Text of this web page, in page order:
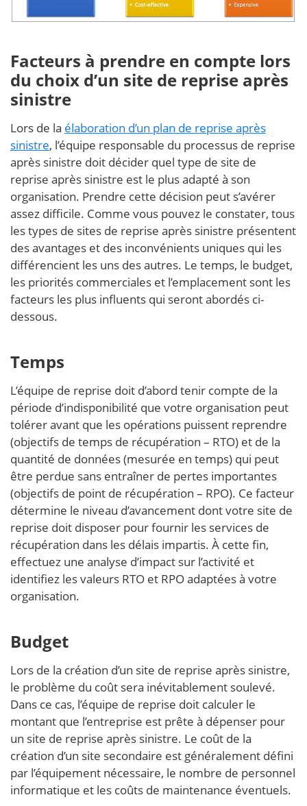
Facteurs à prendre en compte lors
du choix d’un site de reprise après
sinistre
Lors de la élaboration d’un plan de reprise après
sinistre, l’équipe responsable du processus de reprise
après sinistre doit décider quel type de site de
reprise après sinistre est le plus adapté à son
organisation. Prendre cette décision peut s’avérer
assez difficile. Comme vous pouvez le constater, tous
les types de sites de reprise après sinistre présentent
des avantages et des inconvénients uniques qui les
différencient les uns des autres. Le temps, le budget,
les priorités commerciales et l’emplacement sont les
facteurs les plus influents qui seront abordés ci-
dessous.
Temps
L’équipe de reprise doit d’abord tenir compte de la
période d’indisponibilité que votre organisation peut
tolérer avant que les opérations puissent reprendre
(objectifs de temps de récupération – RTO) et de la
quantité de données (mesurée en temps) qui peut
être perdue sans entraîner de pertes importantes
(objectifs de point de récupération – RPO). Ce facteur
détermine le niveau d’avancement dont votre site de
reprise doit disposer pour fournir les services de
récupération dans les délais impartis. À cette fin,
effectuez une analyse d’impact sur l’activité et
identifiez les valeurs RTO et RPO adaptées à votre
organisation.
Budget
Lors de la création d’un site de reprise après sinistre,
le problème du coût sera inévitablement soulevé.
Dans ce cas, l’équipe de reprise doit calculer le
montant que l’entreprise est prête à dépenser pour
un site de reprise après sinistre. Le coût de la
création d’un site secondaire est généralement défini
par l’équipement nécessaire, le nombre de personnel
informatique et les coûts de maintenance éventuels.